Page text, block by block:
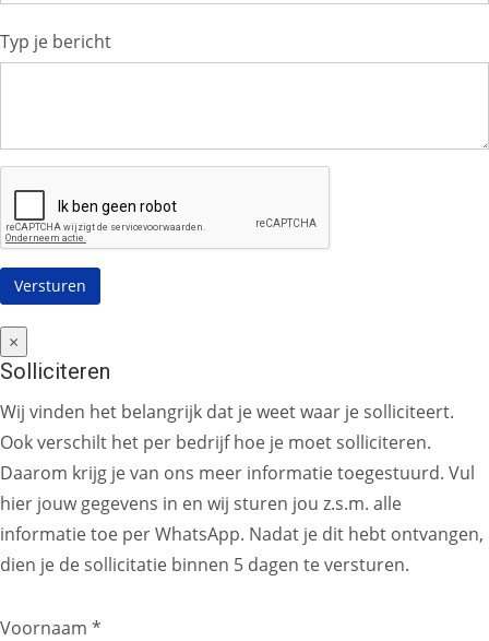
Typ je bericht
×
Solliciteren
Wij vinden het belangrijk dat je weet waar je solliciteert.
Ook verschilt het per bedrijf hoe je moet solliciteren.
Daarom krijg je van ons meer informatie toegestuurd. Vul
hier jouw gegevens in en wij sturen jou z.s.m. alle
informatie toe per WhatsApp. Nadat je dit hebt ontvangen,
dien je de sollicitatie binnen 5 dagen te versturen.
Voornaam *